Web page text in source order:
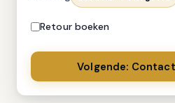
Retour boeken
Volgende: